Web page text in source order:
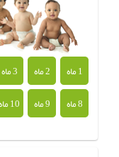
1 ماه 2 ماه 3 ماه
8 ماه
9 ماه 10 ماه